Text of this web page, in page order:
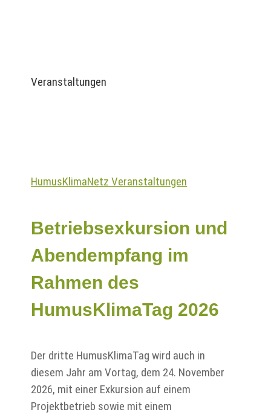
Veranstaltungen
HumusKlimaNetz Veranstaltungen
Betriebsexkursion und
Abendempfang im
Rahmen des
HumusKlimaTag 2026
Der dritte HumusKlimaTag wird auch in
diesem Jahr am Vortag, dem 24. November
2026, mit einer Exkursion auf einem
Projektbetrieb sowie mit einem